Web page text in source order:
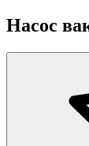
Насос